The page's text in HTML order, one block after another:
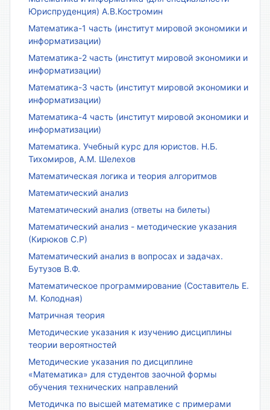
Юриспруденция) А.В.Костромин
Математика-1 часть (институт мировой экономики и
информатизации)
Математика-2 часть (институт мировой экономики и
информатизации)
Математика-3 часть (институт мировой экономики и
информатизации)
Математика-4 часть (институт мировой экономики и
информатизации)
Математика. Учебный курс для юристов. Н.Б.
Тихомиров, А.М. Шелехов
Математическая логика и теория алгоритмов
Математический анализ
Математический анализ (ответы на билеты)
Математический анализ - методические указания
(Кирюков С.Р)
Математический анализ в вопросах и задачах.
Бутузов В.Ф.
Математическое программирование (Составитель Е.
М. Колодная)
Матричная теория
Методические указания к изучению дисциплины
теории вероятностей
Методические указания по дисциплине
«Математика» для студентов заочной формы
обучения технических направлений
Методичка по высшей математике с примерами